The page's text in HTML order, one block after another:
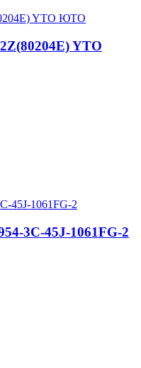
YTO
3C-45J-1061FG-2